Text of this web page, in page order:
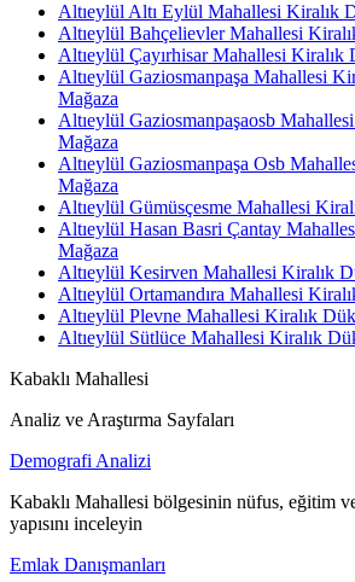
Altıeylül Altı Eylül Mahallesi Kiralık
Altıeylül Bahçelievler Mahallesi
Altıeylül Çayırhisar Mahallesi Kiralık
Altıeylül Gaziosmanpaşa Mahallesi
Mağaza
Altıeylül Gaziosmanpaşaosb
Mağaza
Altıeylül Gaziosmanpaşa Osb
Mağaza
Altıeylül Gümüsçesme Mahallesi
Altıeylül Hasan Basri Çantay
Mağaza
Altıeylül Kesirven Mahallesi Kiralık
Altıeylül Ortamandıra Mahallesi
Altıeylül Plevne Mahallesi Kiralık
Altıeylül Sütlüce Mahallesi Kiralık
Kabaklı Mahallesi
Analiz ve Araştırma Sayfaları
Demografi Analizi
Kabaklı Mahallesi bölgesinin nüfus, eğitim
yapısını inceleyin
Emlak Danışmanları